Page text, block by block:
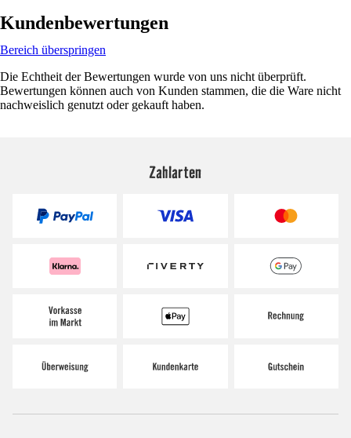
Kundenbewertungen
Bereich überspringen
Die Echtheit der Bewertungen wurde von uns nicht überprüft.
Bewertungen können auch von Kunden stammen, die die Ware nicht
nachweislich genutzt oder gekauft haben.
Zahlarten